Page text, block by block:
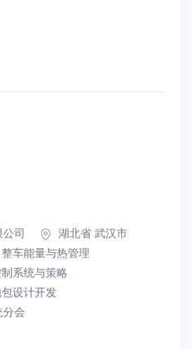
司
湖北省 武汉市
整车能量与热管理
系统与策略
设计开发
会